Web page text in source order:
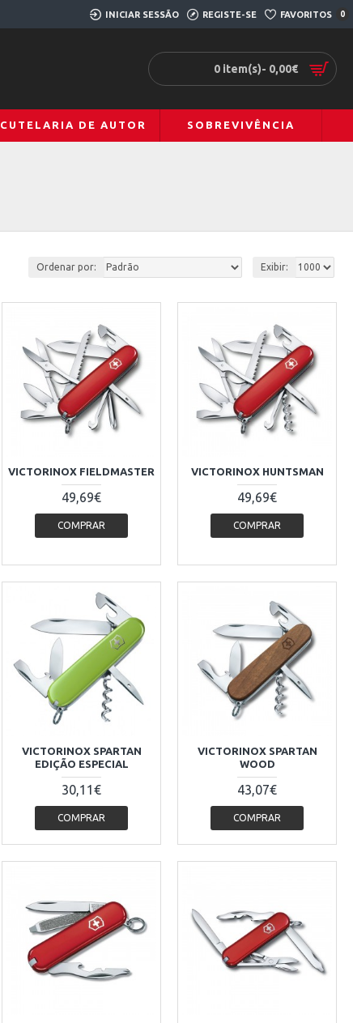
INICIAR SESSÃO REGISTE-SE FAVORITOS 0
0 item(s)- 0,00€
CUTELARIA DE AUTOR SOBREVIVÊNCIA
Ordenar por: Exibir:
VICTORINOX FIELDMASTER
49,69€
COMPRAR
VICTORINOX HUNTSMAN
49,69€
COMPRAR
VICTORINOX SPARTAN
EDIÇÃO ESPECIAL
30,11€
COMPRAR
VICTORINOX SPARTAN
WOOD
43,07€
COMPRAR